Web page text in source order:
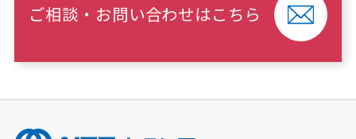
ご相談・お問い合わせはこちら